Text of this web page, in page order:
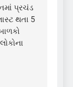
પ્રચંડ
થતા 5